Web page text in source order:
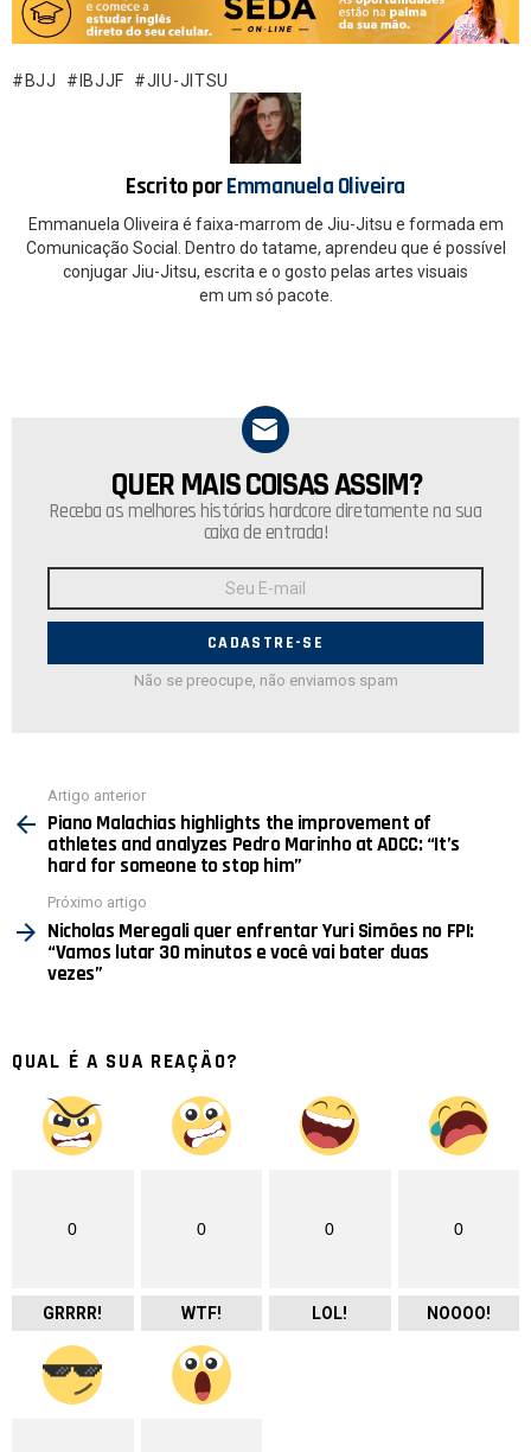
ce
b
o
at
s
A
BJJ IBJJF JIU-JITSU
Escrito porEmmanuela Oliveira
Emmanuela Oliveira é faixa-marrom de Jiu-Jitsu e formada em
Comunicação Social. Dentro do tatame, aprendeu que é possível
conjugar Jiu-Jitsu, escrita e o gosto pelas artes visuais
em um só pacote.
NEWSLETTER
QUER MAIS COISAS ASSIM?
Receba as melhores histórias hardcore diretamente na sua
caixa de entrada!
E-
Não se preocupe, não enviamos spam
mais
Artigo anterior
Piano Malachias highlights the improvement of
athletes and analyzes Pedro Marinho at ADCC: “It’s
hard for someone to stop him”
Próximo artigo
Nicholas Meregali quer enfrentar Yuri Simões no FPI:
“Vamos lutar 30 minutos e você vai bater duas
vezes”
QUAL É A SUA REAÇÃO?
0
GRRRR!
0
WTF!
0
LOL!
0
NOOOO!